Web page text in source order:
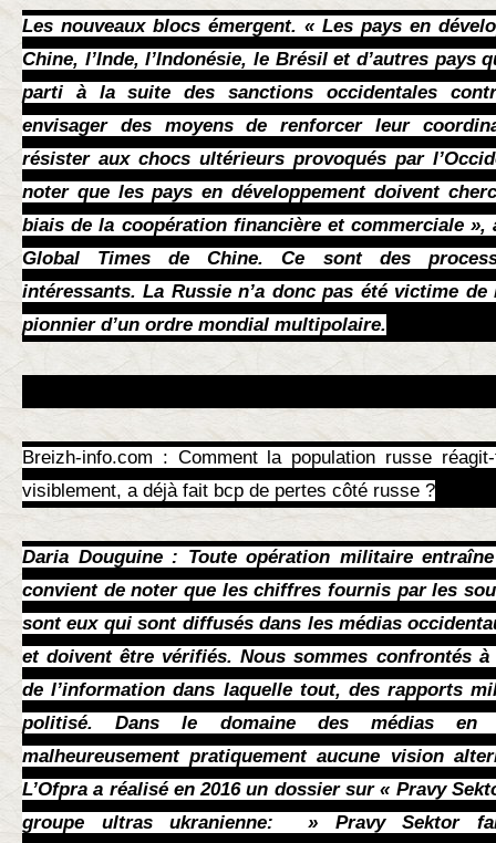
Les nouveaux blocs émergent. « Les pays en
Chine, l’Inde, l’Indonésie, le Brésil et d’autres pays
parti à la suite des sanctions occidentales
envisager des moyens de renforcer leur
résister aux chocs ultérieurs provoqués par
noter que les pays en développement doivent
biais de la coopération financière et commerciale
Global Times de Chine. Ce sont des
intéressants. La Russie n’a donc pas été victime de
pionnier d’un ordre mondial multipolaire.
Breizh-info.com : Comment la population russe
visiblement, a déjà fait bcp de pertes côté russe ?
Daria Douguine : Toute opération militaire
convient de noter que les chiffres fournis par les
sont eux qui sont diffusés dans les médias
et doivent être vérifiés. Nous sommes confrontés
de l’information dans laquelle tout, des rapports
politisé. Dans le domaine des médias en
malheureusement pratiquement aucune vision
L’Ofpra a réalisé en 2016 un dossier sur « Pravy
groupe ultras ukranienne: » Pravy Sektor